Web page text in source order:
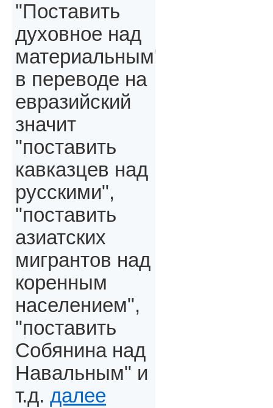
"Поставить
духовное над
материальным"
в переводе на
евразийский
значит
"поставить
кавказцев над
русскими",
"поставить
азиатских
мигрантов над
коренным
населением",
"поставить
Собянина над
Навальным" и
т.д. далее